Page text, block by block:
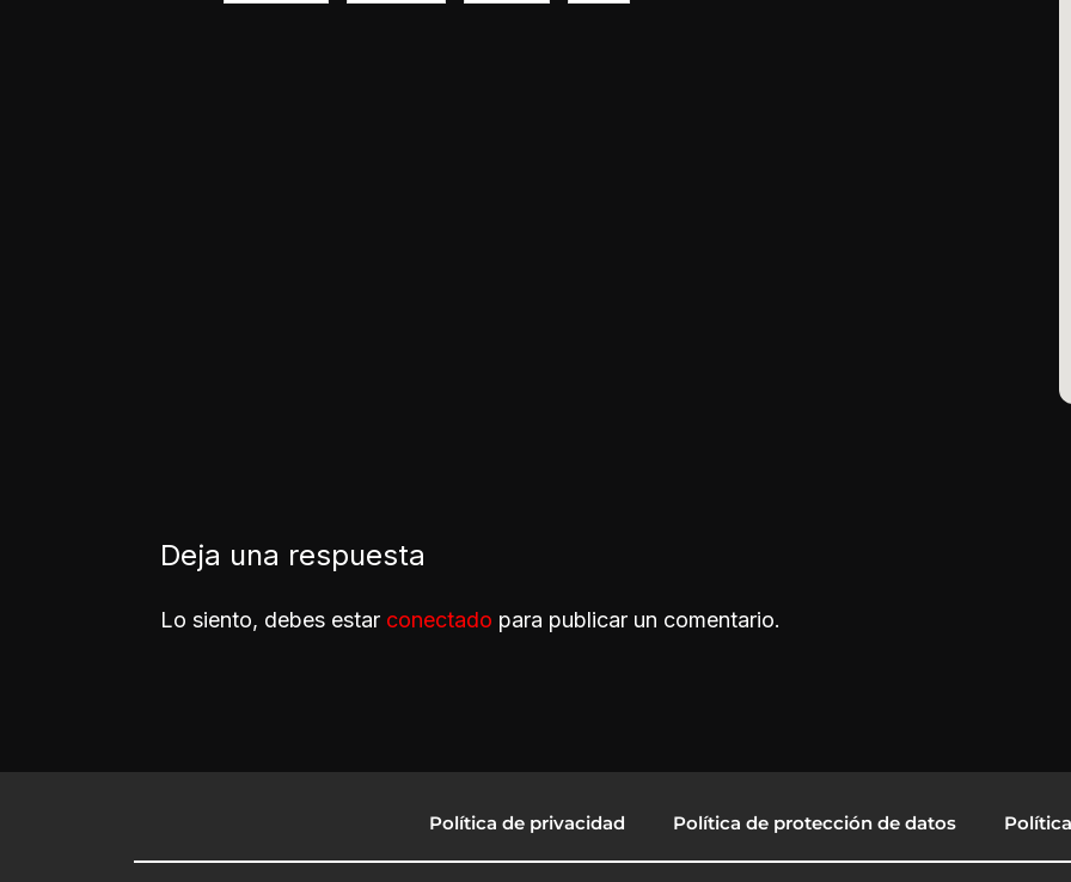
Deja una respuesta
Lo siento, debes estar conectado para publicar un comentario.
Política de privacidad Política de protección de datos